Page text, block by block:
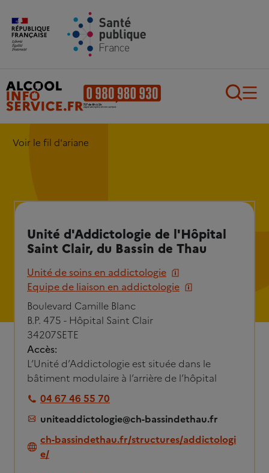
Aller au contenu principal
Voir le fil d'ariane
Unité d'Addictologie de l'Hôpital
Saint Clair, du Bassin de Thau
Unité de soins en addictologie
Equipe de liaison en addictologie
Boulevard Camille Blanc
B.P. 475 - Hôpital Saint Clair
34207SETE
Accès:
L’Unité d’Addictologie est située dans le
bâtiment modulaire à l’arrière de l’hôpital
04 67 46 55 70
uniteaddictologie@ch-bassindethau.fr
ch-bassindethau.fr/structures/addictologi
e/